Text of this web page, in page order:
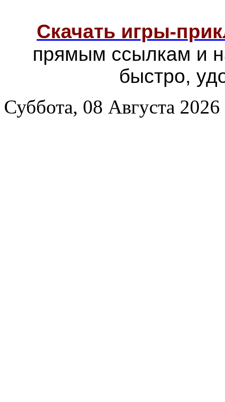
Скачать игры-
прямым ссылкам и
быстро,
Суббота, 08 Августа 2026